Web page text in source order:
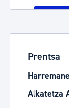
Prentsa
Alkatetza